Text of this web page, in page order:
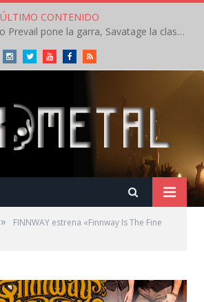
ÚLTIMO CONTENIDO
Crónica: Slaugther to Prevail pone la garra, Savatage la clase en la apertura del Leyendas del Rock – Miércoles – Agosto 2026
InstagramTwitterYoutubeFacebookRSS
»
FINNWAY estrena «Finnway Is The Fine